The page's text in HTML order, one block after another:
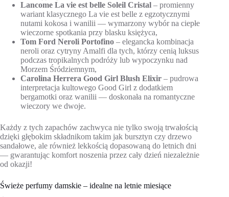
Lancome La vie est belle Soleil Cristal – promienny
wariant klasycznego La vie est belle z egzotycznymi
nutami kokosa i wanilii — wymarzony wybór na ciepłe
wieczorne spotkania przy blasku księżyca,
Tom Ford Neroli Portofino – elegancka kombinacja
neroli oraz cytryny Amalfi dla tych, którzy cenią luksus
podczas tropikalnych podróży lub wypoczynku nad
Morzem Śródziemnym,
Carolina Herrera Good Girl Blush Elixir – pudrowa
interpretacja kultowego Good Girl z dodatkiem
bergamotki oraz wanilii — doskonała na romantyczne
wieczory we dwoje.
Każdy z tych zapachów zachwyca nie tylko swoją trwałością
dzięki głębokim składnikom takim jak bursztyn czy drzewo
sandałowe, ale również lekkością dopasowaną do letnich dni
— gwarantując komfort noszenia przez cały dzień niezależnie
od okazji!
Świeże perfumy damskie – idealne na letnie miesiące